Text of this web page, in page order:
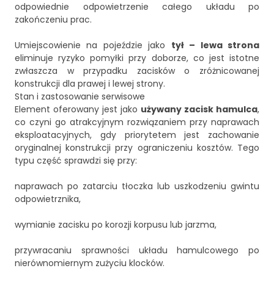
odpowiednie odpowietrzenie całego układu po
zakończeniu prac.
Umiejscowienie na pojeździe jako tył – lewa strona
eliminuje ryzyko pomyłki przy doborze, co jest istotne
zwłaszcza w przypadku zacisków o zróżnicowanej
konstrukcji dla prawej i lewej strony.
Stan i zastosowanie serwisowe
Element oferowany jest jako używany zacisk hamulca,
co czyni go atrakcyjnym rozwiązaniem przy naprawach
eksploatacyjnych, gdy priorytetem jest zachowanie
oryginalnej konstrukcji przy ograniczeniu kosztów. Tego
typu część sprawdzi się przy:
naprawach po zatarciu tłoczka lub uszkodzeniu gwintu
odpowietrznika,
wymianie zacisku po korozji korpusu lub jarzma,
przywracaniu sprawności układu hamulcowego po
nierównomiernym zużyciu klocków.